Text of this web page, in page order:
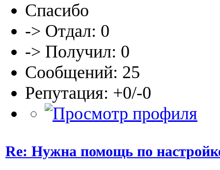
Спасибо
-> Отдал: 0
-> Получил: 0
Сообщений: 25
Репутация: +0/-0
Re: Нужна помощь по